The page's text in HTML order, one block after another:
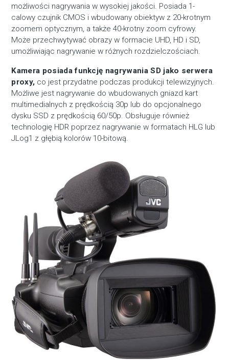
możliwości nagrywania w wysokiej jakości. Posiada 1-
calowy czujnik CMOS i wbudowany obiektyw z 20-krotnym
zoomem optycznym, a także 40-krotny zoom cyfrowy.
Może przechwytywać obrazy w formacie UHD, HD i SD,
umożliwiając nagrywanie w różnych rozdzielczościach.
Kamera posiada funkcję nagrywania SD jako serwera
proxy, co jest przydatne podczas produkcji telewizyjnych.
Możliwe jest nagrywanie do wbudowanych gniazd kart
multimedialnych z prędkością 30p lub do opcjonalnego
dysku SSD z prędkością 60/50p. Obsługuje również
technologię HDR poprzez nagrywanie w formatach HLG lub
JLog1 z głębią kolorów 10-bitową.